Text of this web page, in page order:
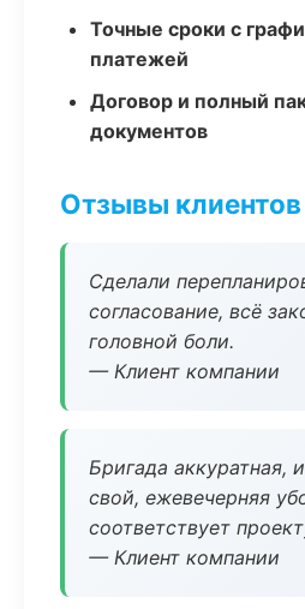
Точные сроки с
платежей
Договор и полный
документов
Отзывы клиентов
Сделали
согласование, всё
головной боли.
— Клиент компании
Бригада аккуратная,
свой, ежевечерняя
соответствует
— Клиент компании